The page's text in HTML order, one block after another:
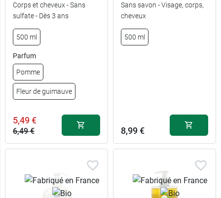
6,49 €
200 ml
Corps et cheveux - Sans
sulfate - Dès 3 ans
500 ml
Parfum
Pomme
Fleur de guimauve
5,49 €
6,49 €
Sans savon - Visage, corps,
cheveux
500 ml
8,99 €